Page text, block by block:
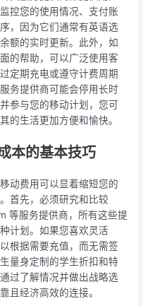
控您的使用情况、支付账
，因为它们通常有英语选
额的实时更新。此外，如
的帮助，可以广泛使用客
定期充电或遵守计费周期
务提供商可能会停用长时
参与您的移动计划，您可
的生活更加方便和愉快。
本的基本技巧
动费用可以显着缩短您的
首先，必须研究和比较
等服务提供商，所有这些提
计划。如果您喜欢灵活
根据需要充值，而无需签
量身定制的学生折扣和特
过了解情况并做出战略选
且经济高效的连接。